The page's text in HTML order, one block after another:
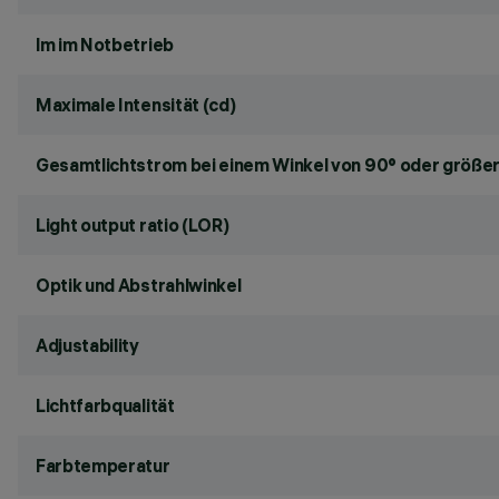
lm im Notbetrieb
Maximale Intensität (cd)
Gesamtlichtstrom bei einem Winkel von 90° oder
Light output ratio (LOR)
Optik und Abstrahlwinkel
Adjustability
Lichtfarbqualität
Farbtemperatur